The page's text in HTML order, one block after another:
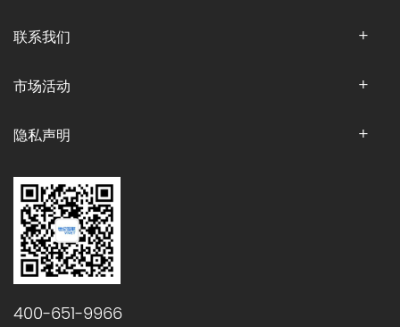
联系我们
市场活动
隐私声明
400-651-9966